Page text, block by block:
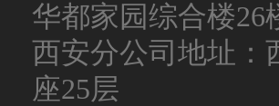
华都家园综合楼26
西安分公司地址：
座25层